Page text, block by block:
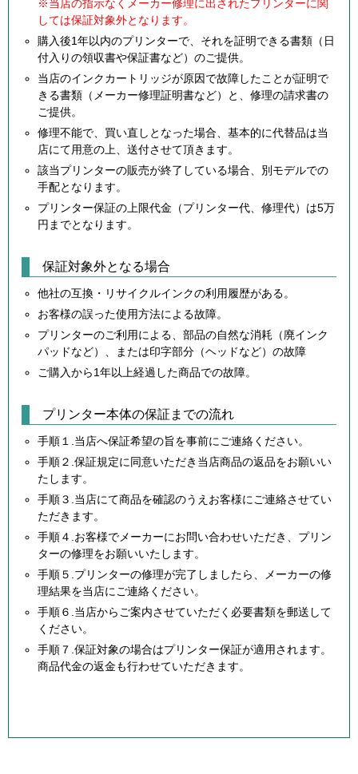
※当店の指示なくメーカー修理に出されたプリンターに関
しては保証対象外となります。
購入後1年以内のプリンターで、それを証明できる書類（日
付入りの領収書や保証書など）のご提供。
当店のインクカートリッジが原因で故障したことが証明で
きる書類（メーカー修理証明書など）と、修理の請求書の
ご提供。
修理不能で、買い直しとなった場合、基本的に代替品は当
店にて用意の上、送付させて頂きます。
該当プリンターの販売が終了している場合、別モデルでの
手配となります。
プリンター保証の上限代金（プリンター代、修理代）は5万
円までとなります。
保証対象外となる場合
他社の互換・リサイクルインクの利用履歴がある。
お客様の誤った使用方法による故障。
プリンターのご利用による、部品の自然な消耗（廃インク
パッドなど）、または印字部分（ヘッドなど）の故障
ご購入から1年以上経過した商品での故障。
プリンター本体の保証までの流れ
手順１.当店へ保証希望の旨を事前にご連絡ください。
手順２.保証規定に同意いただき当店商品の返品をお願いい
たします。
手順３.当店にて商品を確認のうえお客様にご連絡させてい
ただきます。
手順４.お客様でメーカーにお問い合わせいただき、プリン
ターの修理をお願いいたします。
手順５.プリンターの修理が完了しましたら、メーカーの修
理結果を当店にご連絡ください。
手順６.当店からご案内させていただく必要書類を郵送して
ください。
手順７.保証対象の場合はプリンター保証が適用されます。
商品代金の返金も行わせていただきます。